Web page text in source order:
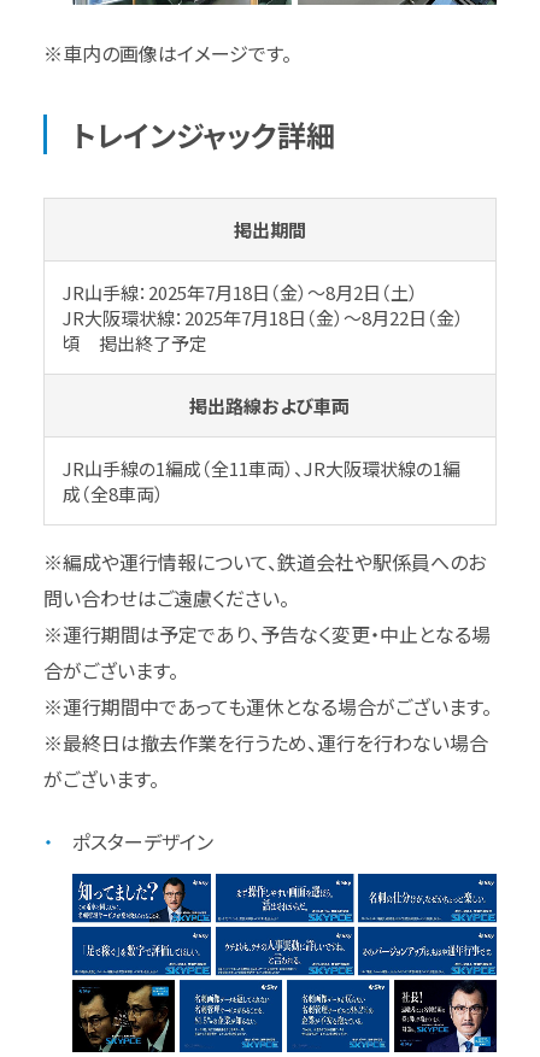
※車内の画像はイメージです。
トレインジャック詳細
掲出期間
JR山手線：2025年7月18日（金）～8月2日（土）
JR大阪環状線：2025年7月18日（金）～8月22日（金）
頃 掲出終了予定
掲出路線および車両
JR山手線の1編成（全11車両）、JR大阪環状線の1編
成（全8車両）
※編成や運行情報について、鉄道会社や駅係員へのお
問い合わせはご遠慮ください。
※運行期間は予定であり、予告なく変更・中止となる場
合がございます。
※運行期間中であっても運休となる場合がございます。
※最終日は撤去作業を行うため、運行を行わない場合
がございます。
ポスターデザイン